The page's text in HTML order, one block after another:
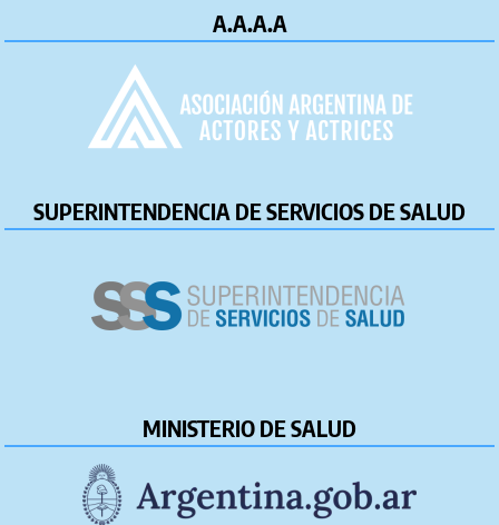
A.A.A.A
SUPERINTENDENCIA DE SERVICIOS DE SALUD
MINISTERIO DE SALUD